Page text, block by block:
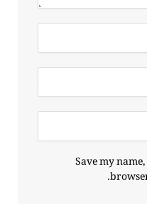
Save my